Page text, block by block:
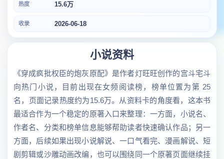
热度 15.6万
收录 2026-06-18
小说资料
《穿成疯批权臣的炮灰原配》是作者灯旺旺创作的宫斗宅斗
向热门小说，目前出现在女频阅读榜，榜单位置为第 25
名，页面记录热度约为15.6万。从资料卡的角度看，这本书
最适合作为一个稳定的原著入口来整理：一方面，小说名、
作者名、分类和榜单信息能够帮助读者快速确认作品；另一
方面，后续如果出现小说解说、一口气看完、漫画解说、短
剧剪辑或沙雕动画改编，也可以围绕同一个原著页面继续挂